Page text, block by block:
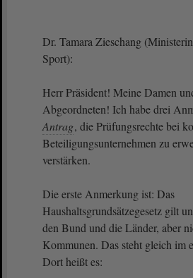
Dr. Tamara Zieschang
Sport):
Herr Präsident! Meine Damen
Abgeordneten! Ich habe drei
Antrag, die Prüfungsrechte bei
Beteiligungsunternehmen zu
verstärken.
Die erste Anmerkung ist: Das
Haushaltsgrundsätzegesetz gilt
den Bund und die Länder, aber
Kommunen. Das steht gleich im
Dort heißt es: